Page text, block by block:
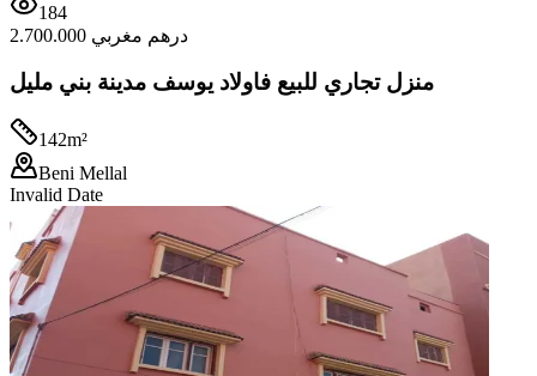
184
2.700.000 درهم مغربي
منزل تجاري للبيع فاولاد يوسف مدينة بني مليل
142m²
Beni Mellal
Invalid Date